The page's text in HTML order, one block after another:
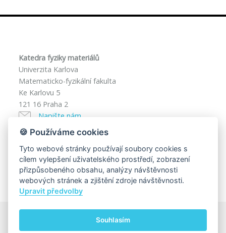
Katedra fyziky materiálů
Univerzita Karlova
Matematicko-fyzikální fakulta
Ke Karlovu 5
121 16 Praha 2
Napište nám
Facebook
IČ: 00216208
DIČ: CZ00216208
🍪 Používáme cookies
Tyto webové stránky používají soubory cookies s
cílem vylepšení uživatelského prostředí, zobrazení
přizpůsobeného obsahu, analýzy návštěvnosti
webových stránek a zjištění zdroje návštěvnosti.
Upravit předvolby
Souhlasím